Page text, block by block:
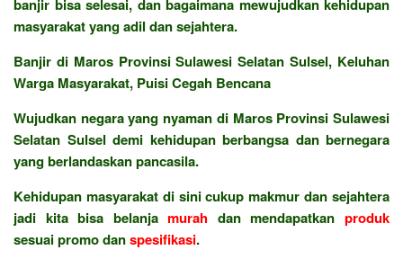
banjir bisa selesai, dan bagaimana mewujudkan kehidupan
masyarakat yang adil dan sejahtera.
Banjir di Maros Provinsi Sulawesi Selatan Sulsel, Keluhan
Warga Masyarakat, Puisi Cegah Bencana
Wujudkan negara yang nyaman di Maros Provinsi Sulawesi
Selatan Sulsel demi kehidupan berbangsa dan bernegara
yang berlandaskan pancasila.
Kehidupan masyarakat di sini cukup makmur dan sejahtera
jadi kita bisa belanjamurah dan mendapatkanproduk
sesuai promo danspesifikasi.